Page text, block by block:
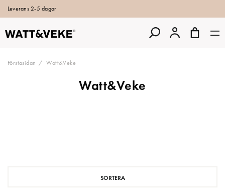
Leverans 2-5 dagar
Förstasidan Watt&Veke
Watt&Veke
SORTERA